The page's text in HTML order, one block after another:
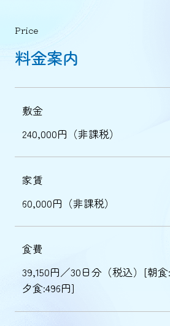
Price
料金案内
敷金
240,000円（非課税）
家賃
60,000円（非課税）
食費
39,150円／30日分（税込）[朝食
夕食:496円]